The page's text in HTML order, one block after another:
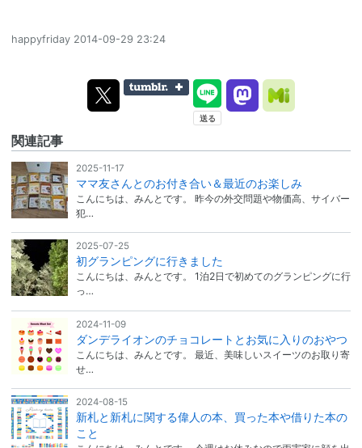
happyfriday 2014-09-29 23:24
関連記事
2025-11-17
ママ友さんとのお付き合い＆最近のお楽しみ
こんにちは、みんとです。 昨今の外交問題や物価高、サイバー
犯…
2025-07-25
初グランピングに行きました
こんにちは、みんとです。 1泊2日で初めてのグランピングに行
っ…
2024-11-09
ダンデライオンのチョコレートとお気に入りのおやつ
こんにちは、みんとです。 最近、美味しいスイーツのお取り寄
せ…
2024-08-15
新札と新札に関する偉人の本、買った本や借りた本の
こと